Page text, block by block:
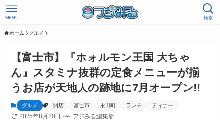
検索
MENU
ホーム グルメ
【富士市】『ホォルモン王国 大ちゃ
ん』スタミナ抜群の定食メニューが揃
うお店が天地人の跡地に7月オープン!!
グルメ 開店 富士市 永田町 ランチ ディナー
2025年8月20日 フジみる編集部